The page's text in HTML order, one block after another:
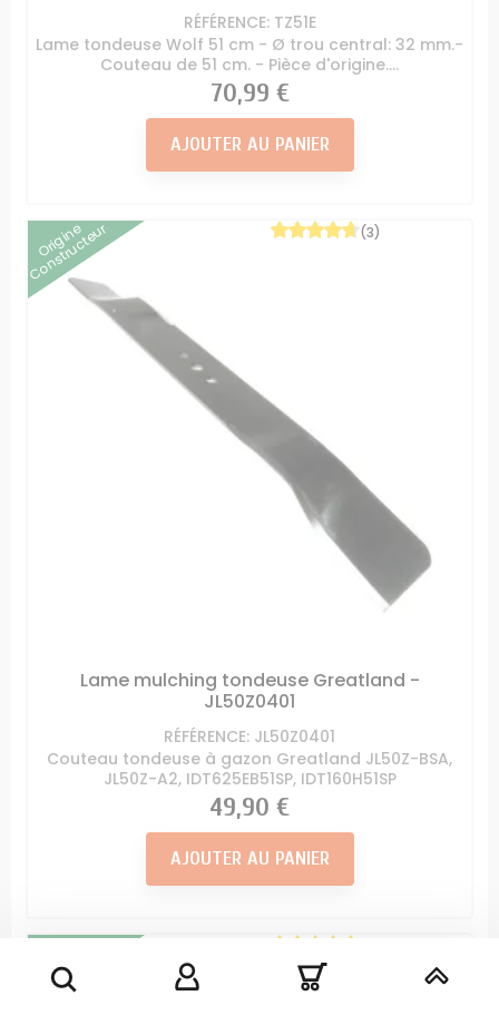
RÉFÉRENCE: TZ51E
Lame tondeuse Wolf 51 cm - Ø trou central: 32 mm.-
Couteau de 51 cm. - Pièce d'origine....
Prix
70,99 €
AJOUTER AU PANIER
Origine
Constructeur
Lame mulching tondeuse Greatland -
JL50Z0401
RÉFÉRENCE: JL50Z0401
Couteau tondeuse à gazon Greatland JL50Z-BSA,
JL50Z-A2, IDT625EB51SP, IDT160H51SP
(3)
Prix
49,90 €
AJOUTER AU PANIER
Constructeur